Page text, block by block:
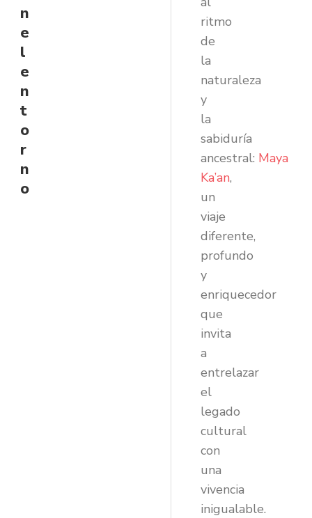
n
e
l
e
n
t
o
r
n
o
ritmo
de
la
naturaleza
y
la
sabiduría
ancestral: Maya
Ka’an,
un
viaje
diferente,
profundo
y
enriquecedor
que
invita
a
entrelazar
el
legado
cultural
con
una
vivencia
inigualable.